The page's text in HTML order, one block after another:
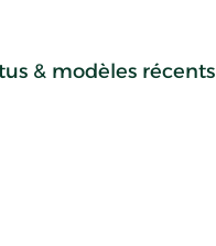
& modèles récents